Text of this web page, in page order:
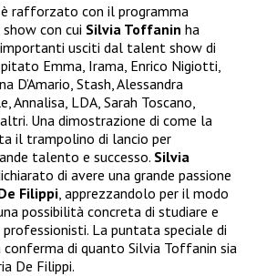
rafforzato con il programma
, show con cui Silvia Toffanin ha
usciti dal talent show di
Emma, Irama, Enrico Nigiotti,
D’Amario, Stash, Alessandra
Annalisa, LDA, Sarah Toscano,
Una dimostrazione di come la
il trampolino di lancio per
talento e successo. Silvia
di avere una grande passione
Filippi , apprezzandolo per il modo
possibilità concreta di studiare e
professionisti. La puntata speciale di
conferma di quanto Silvia Toffanin sia
De Filippi.